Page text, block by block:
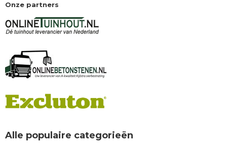
Onze partners
Alle populaire categorieën